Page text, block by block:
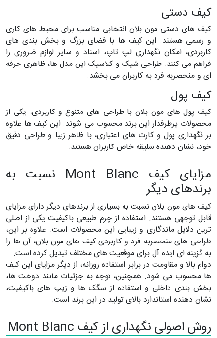
کیف دستی
کیف های دستی مون بلان انتخابی مناسب برای محیط های کاری
و رسمی هستند. این کیف ها با فضای بزرگ و بخش بندی های
کاربردی، امکان نگهداری لپ تاپ، اسناد و سایر لوازم ضروری را
فراهم می کنند. طراحی شیک و کلاسیک این مدل ها، ظاهری حرفه
ای و منحصربه فرد به کاربران می بخشد.
کیف پول
کیف پول های مون بلان با طراحی های متنوع و کاربردی، یکی از
محصولات پرطرفدار این برند محسوب می شوند. این کیف ها علاوه
بر نگهداری پول و کارت های اعتباری، با ظاهر زیبا و طراحی دقیق
خود، نشان دهنده سلیقه خاص کاربران هستند.
مزایای کیف Mont Blanc نسبت به
برندهای دیگر
کیف های مون بلان نسبت به بسیاری از برندهای دیگر دارای مزایای
قابل توجهی هستند. استفاده از چرم طبیعی باکیفیت یکی از اصلی
ترین دلایل ماندگاری و زیبایی این محصولات است. علاوه بر این،
طراحی های منحصربه فرد و کاربردی کیف های مون بلان، آن ها را
به گزینه ای ایده آل برای موقعیت های مختلف تبدیل کرده است.
دوام بالا و مقاومت در برابر استفاده روزانه، از دیگر مزایای این کیف
ها محسوب می شود. همچنین، توجه به جزئیات مانند دوخت ها،
بخش بندی داخلی و استفاده از سگک ها و زیپ های باکیفیت،
نشان دهنده استاندارد بالای تولید در این برند است.
روش اصولی نگهداری از کیف Mont Blanc